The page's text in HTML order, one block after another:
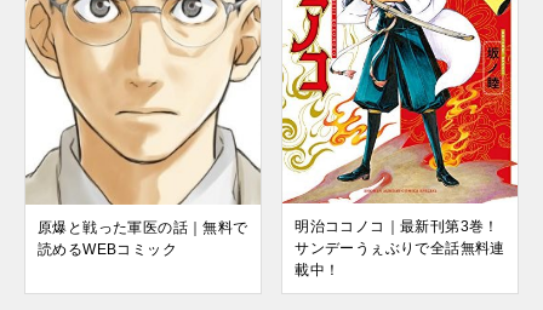
原爆と戦った軍医の話｜無料で
読めるWEBコミック
明治ココノコ｜最新刊第3巻！
サンデーうぇぶりで全話無料連
載中！